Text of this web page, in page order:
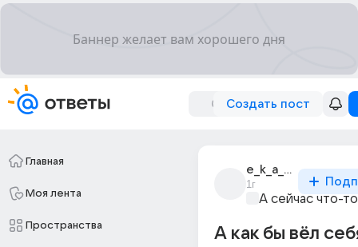
Создать пост
Главная
Моя лента
Пространства
e_k_a_t_e
1г
А сейчас что-
А как бы вёл